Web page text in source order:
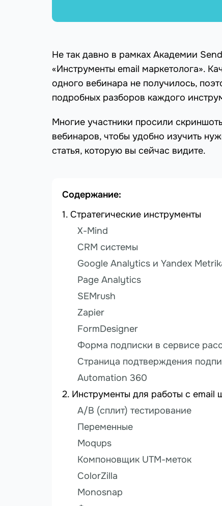
Не так давно в рамках Академии
«Инструменты email маркетолога».
одного вебинара не получилось,
подробных разборов каждого
Многие участники просили
вебинаров, чтобы удобно изучить
статья, которую вы сейчас видите.
Содержание:
Стратегические инструменты
X-Mind
CRM системы
Google Analytics и Yandex
Page Analytics
SEMrush
Zapier
FormDesigner
Форма подписки в сервисе
Страница подтверждения
Automation 360
Инструменты для работы с email
A/B (сплит) тестирование
Переменные
Moqups
Компоновщик UTM-меток
ColorZilla
Monosnap